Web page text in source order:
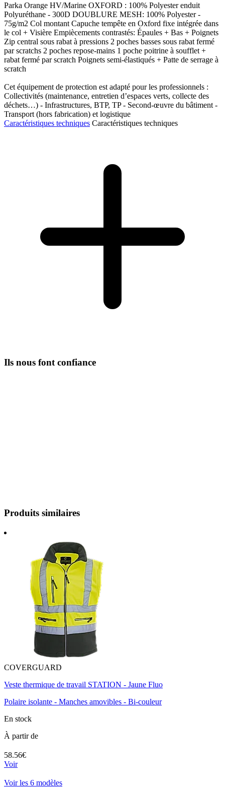
Parka Orange HV/Marine OXFORD : 100% Polyester enduit
Polyuréthane - 300D DOUBLURE MESH: 100% Polyester -
75g/m2 Col montant Capuche tempête en Oxford fixe intégrée dans
le col + Visière Empiècements contrastés: Épaules + Bas + Poignets
Zip central sous rabat à pressions 2 poches basses sous rabat fermé
par scratchs 2 poches repose-mains 1 poche poitrine à soufflet +
rabat fermé par scratch Poignets semi-élastiqués + Patte de serrage à
scratch
Cet équipement de protection est adapté pour les professionnels :
Collectivités (maintenance, entretien d’espaces verts, collecte des
déchets…) - Infrastructures, BTP, TP - Second-œuvre du bâtiment -
Transport (hors fabrication) et logistique
Caractéristiques techniques Caractéristiques techniques
Ils nous font confiance
Produits similaires
COVERGUARD
Veste thermique de travail STATION - Jaune Fluo
Polaire isolante - Manches amovibles - Bi-couleur
En stock
À partir de
58.56€
Voir
Voir les 6 modèles